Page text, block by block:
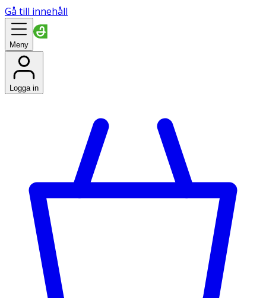
Gå till innehåll
Meny
Logga in